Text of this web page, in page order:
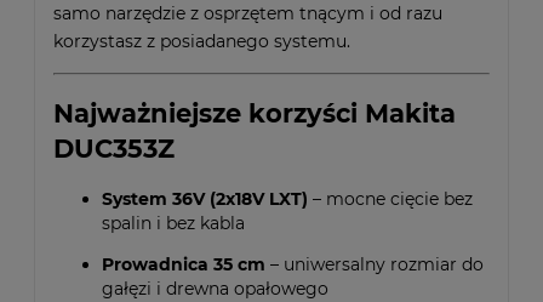
samo narzędzie z osprzętem tnącym i od razu
korzystasz z posiadanego systemu.
Najważniejsze korzyści Makita
DUC353Z
System 36V (2x18V LXT) – mocne cięcie bez
spalin i bez kabla
Prowadnica 35 cm – uniwersalny rozmiar do
gałęzi i drewna opałowego